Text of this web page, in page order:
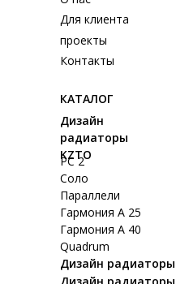
Дизайн
радиаторы
KZTO
РС 2
Соло
Параллели
Гармония А 25
Гармония А 40
Quadrum
Дизайн радиаторы
КАТАЛОГ
Контакты
проекты
Для клиента
Дизайн радиаторы